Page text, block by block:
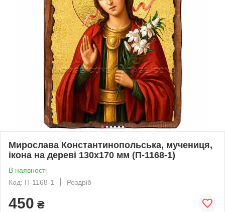
Мирослава Константинопольська, мучениця,
ікона на дереві 130х170 мм (П-1168-1)
В наявності
Код: П-1168-1
Роздріб
450 ₴